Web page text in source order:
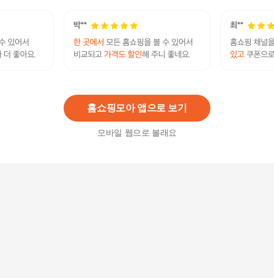
홈쇼핑모아 앱으로 보기
모바일 웹으로 볼래요
포크슈즈 천연소가죽 펀칭 여성 운동화 스니커즈